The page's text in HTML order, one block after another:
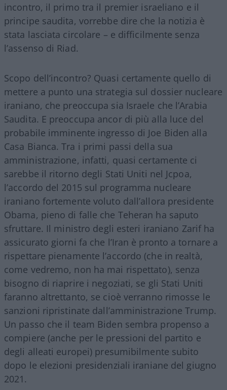
incontro, il primo tra il premier israeliano e il
principe saudita, vorrebbe dire che la notizia è
stata lasciata circolare – e difficilmente senza
l’assenso di Riad.
Scopo dell’incontro? Quasi certamente quello di
mettere a punto una strategia sul dossier nucleare
iraniano, che preoccupa sia Israele che l’Arabia
Saudita. E preoccupa ancor di più alla luce del
probabile imminente ingresso di Joe Biden alla
Casa Bianca. Tra i primi passi della sua
amministrazione, infatti, quasi certamente ci
sarebbe il ritorno degli Stati Uniti nel Jcpoa,
l’accordo del 2015 sul programma nucleare
iraniano fortemente voluto dall’allora presidente
Obama, pieno di falle che Teheran ha saputo
sfruttare. Il ministro degli esteri iraniano Zarif ha
assicurato giorni fa che l’Iran è pronto a tornare a
rispettare pienamente l’accordo (che in realtà,
come vedremo, non ha mai rispettato), senza
bisogno di riaprire i negoziati, se gli Stati Uniti
faranno altrettanto, se cioè verranno rimosse le
sanzioni ripristinate dall’amministrazione Trump.
Un passo che il team Biden sembra propenso a
compiere (anche per le pressioni del partito e
degli alleati europei) presumibilmente subito
dopo le elezioni presidenziali iraniane del giugno
2021.